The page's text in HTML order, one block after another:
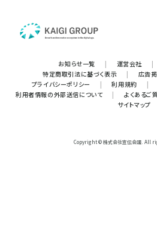
お知らせ一覧 | 運営会社 |
特定商取引法に基づく表示
| 広告
プライバシーポリシー
| 利用規約 |
利用者情報の外部送信について
| よくあるご
サイトマップ
Copyright © 株式会社宣伝会議. All